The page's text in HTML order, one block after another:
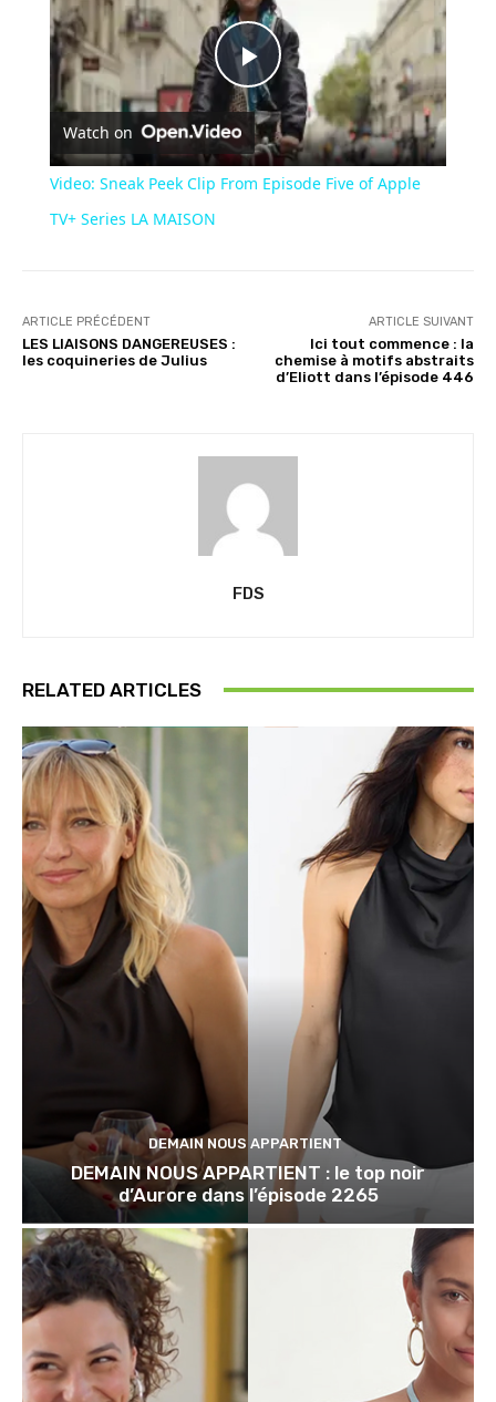
Play
Video
Watch on
Video: Sneak Peek Clip From Episode Five of Apple
TV+ Series LA MAISON
ARTICLE PRÉCÉDENT
LES LIAISONS DANGEREUSES :
les coquineries de Julius
ARTICLE SUIVANT
Ici tout commence : la
chemise à motifs abstraits
d’Eliott dans l’épisode 446
FDS
RELATED ARTICLES
DEMAIN NOUS APPARTIENT
DEMAIN NOUS APPARTIENT : le top noir
d’Aurore dans l’épisode 2265